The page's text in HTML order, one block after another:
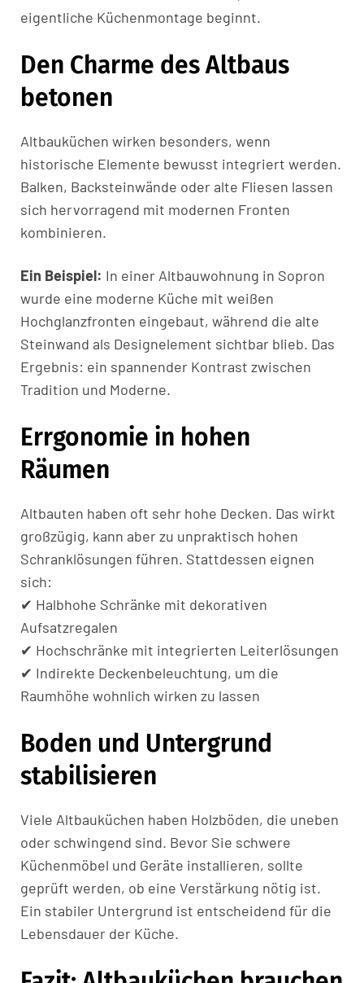
eigentliche Küchenmontage beginnt.
Den Charme des Altbaus
betonen
Altbauküchen wirken besonders, wenn
historische Elemente bewusst integriert werden.
Balken, Backsteinwände oder alte Fliesen lassen
sich hervorragend mit modernen Fronten
kombinieren.
Ein Beispiel: In einer Altbauwohnung in Sopron
wurde eine moderne Küche mit weißen
Hochglanzfronten eingebaut, während die alte
Steinwand als Designelement sichtbar blieb. Das
Ergebnis: ein spannender Kontrast zwischen
Tradition und Moderne.
Errgonomie in hohen
Räumen
Altbauten haben oft sehr hohe Decken. Das wirkt
großzügig, kann aber zu unpraktisch hohen
Schranklösungen führen. Stattdessen eignen
sich:
✔ Halbhohe Schränke mit dekorativen
Aufsatzregalen
✔ Hochschränke mit integrierten Leiterlösungen
✔ Indirekte Deckenbeleuchtung, um die
Raumhöhe wohnlich wirken zu lassen
Boden und Untergrund
stabilisieren
Viele Altbauküchen haben Holzböden, die uneben
oder schwingend sind. Bevor Sie schwere
Küchenmöbel und Geräte installieren, sollte
geprüft werden, ob eine Verstärkung nötig ist.
Ein stabiler Untergrund ist entscheidend für die
Lebensdauer der Küche.